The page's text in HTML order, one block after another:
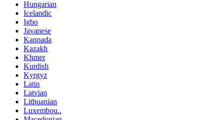
Hungarian
Icelandic
Igbo
Javanese
Kannada
Kazakh
Khmer
Kurdish
Kyrgyz
Latin
Latvian
Lithuanian
Luxembou..